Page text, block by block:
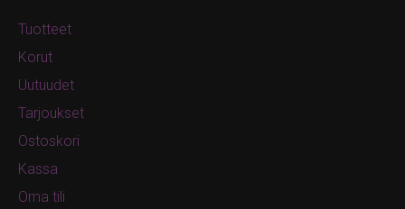
Tuotteet
Korut
Uutuudet
Tarjoukset
Ostoskori
Kassa
Oma tili